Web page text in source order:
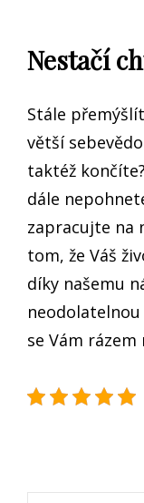
Nestačí
Stále
větší
taktéž
dále
zapracujte na
tom, že Váš
díky našemu
neodolatelnou
se Vám rázem